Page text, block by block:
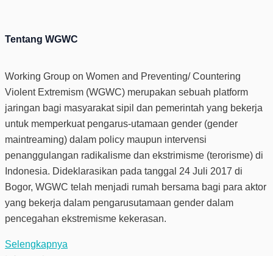
Tentang WGWC
Working Group on Women and Preventing/ Countering
Violent Extremism (WGWC) merupakan sebuah platform
jaringan bagi masyarakat sipil dan pemerintah yang bekerja
untuk memperkuat pengarus-utamaan gender (gender
maintreaming) dalam policy maupun intervensi
penanggulangan radikalisme dan ekstrimisme (terorisme) di
Indonesia. Dideklarasikan pada tanggal 24 Juli 2017 di
Bogor, WGWC telah menjadi rumah bersama bagi para aktor
yang bekerja dalam pengarusutamaan gender dalam
pencegahan ekstremisme kekerasan.
Selengkapnya